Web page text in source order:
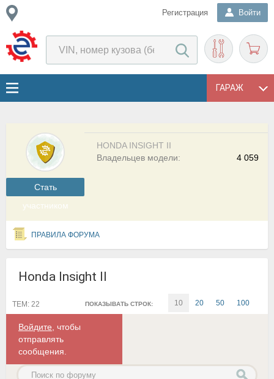
Регистрация Войти
ГАРАЖ
Cтать
участником
HONDA INSIGHT II
4 059
Владельцев модели:
ПРАВИЛА ФОРУМА
Honda Insight II
ПОКАЗЫВАТЬ СТРОК: 10 20 50 100
ТЕМ: 22
Войдите , чтобы
отправлять
сообщения.